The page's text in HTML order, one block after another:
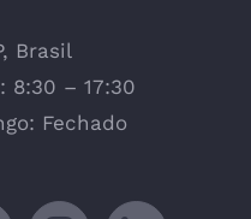
Brasil
8:30 – 17:30
Fechado